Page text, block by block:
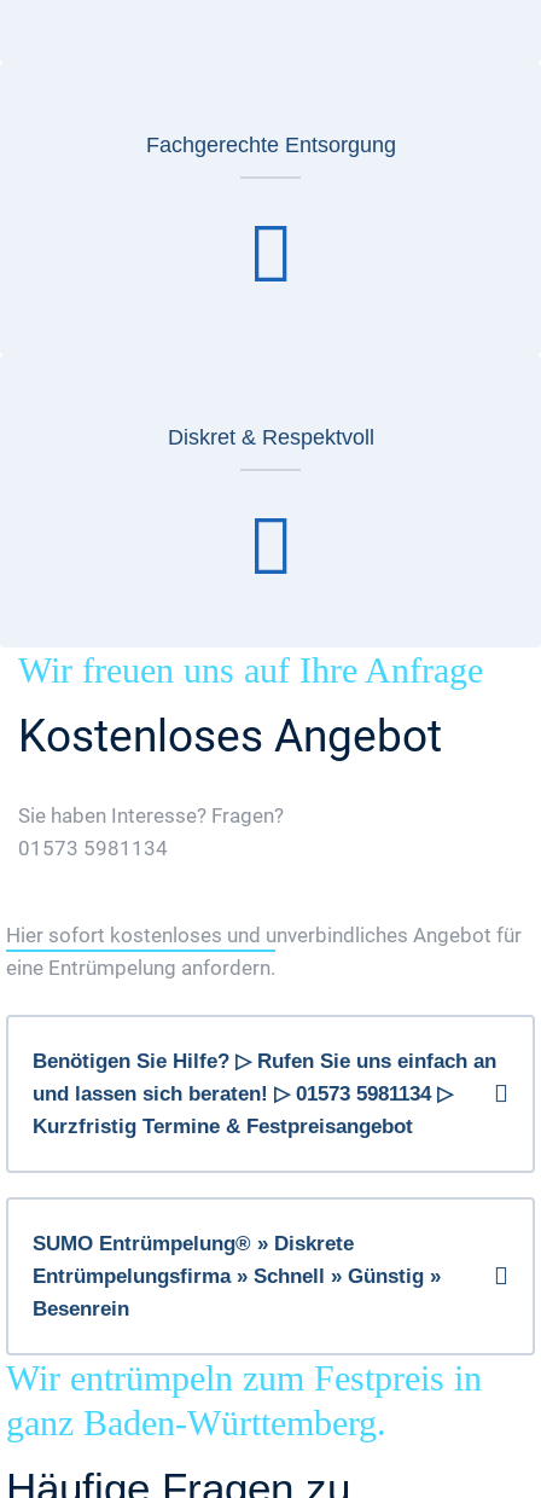
Fachgerechte Entsorgung
Diskret & Respektvoll
Wir freuen uns auf Ihre Anfrage
Kostenloses Angebot
Sie haben Interesse? Fragen?
01573 5981134
Hier sofort kostenloses und unverbindliches Angebot für
eine Entrümpelung anfordern.
Benötigen Sie Hilfe? ▷ Rufen Sie uns einfach an
und lassen sich beraten! ▷ 01573 5981134 ▷
Kurzfristig Termine & Festpreisangebot
SUMO Entrümpelung® » Diskrete
Entrümpelungsfirma » Schnell » Günstig »
Besenrein
Wir entrümpeln zum Festpreis in
ganz Baden-Württemberg.
Häufige Fragen zu